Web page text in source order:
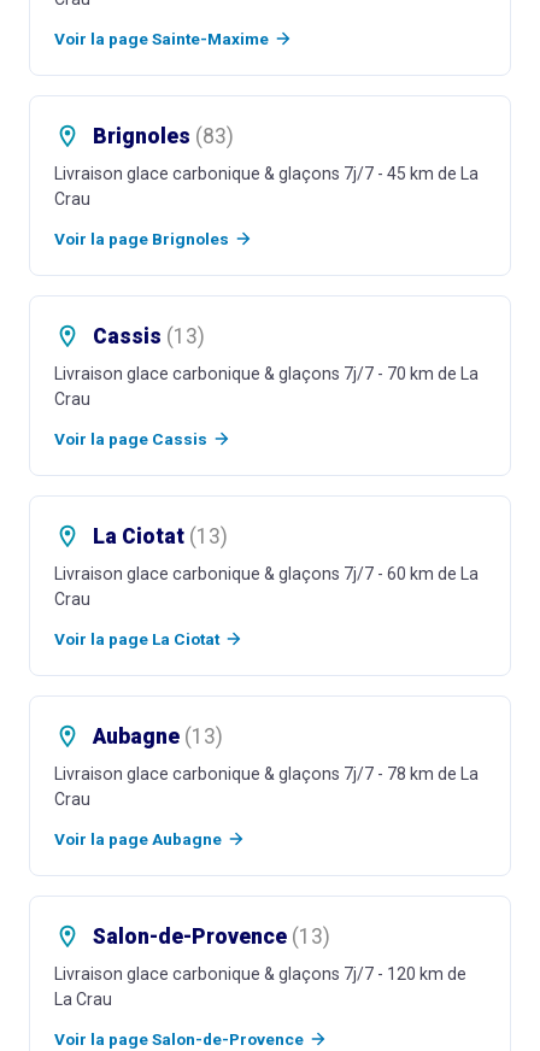
Voir la pageSainte-Maxime
Brignoles (83)
Livraison glace carbonique & glaçons 7j/7 - 45 km de La
Crau
Voir la page Brignoles
Cassis (13)
Livraison glace carbonique & glaçons 7j/7 - 70 km de La
Crau
Voir la page Cassis
La Ciotat (13)
Livraison glace carbonique & glaçons 7j/7 - 60 km de La
Crau
Voir la page La Ciotat
Aubagne (13)
Livraison glace carbonique & glaçons 7j/7 - 78 km de La
Crau
Voir la pageAubagne
Salon-de-Provence (13)
Livraison glace carbonique & glaçons 7j/7 - 120 km de
La Crau
Voir la pageSalon-de-Provence